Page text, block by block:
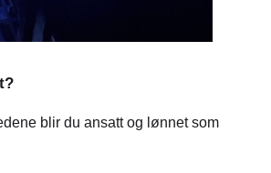
blir du ansatt og lønnet som